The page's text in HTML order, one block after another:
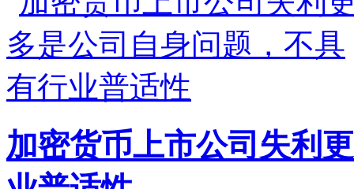
加密货币上市公司失利